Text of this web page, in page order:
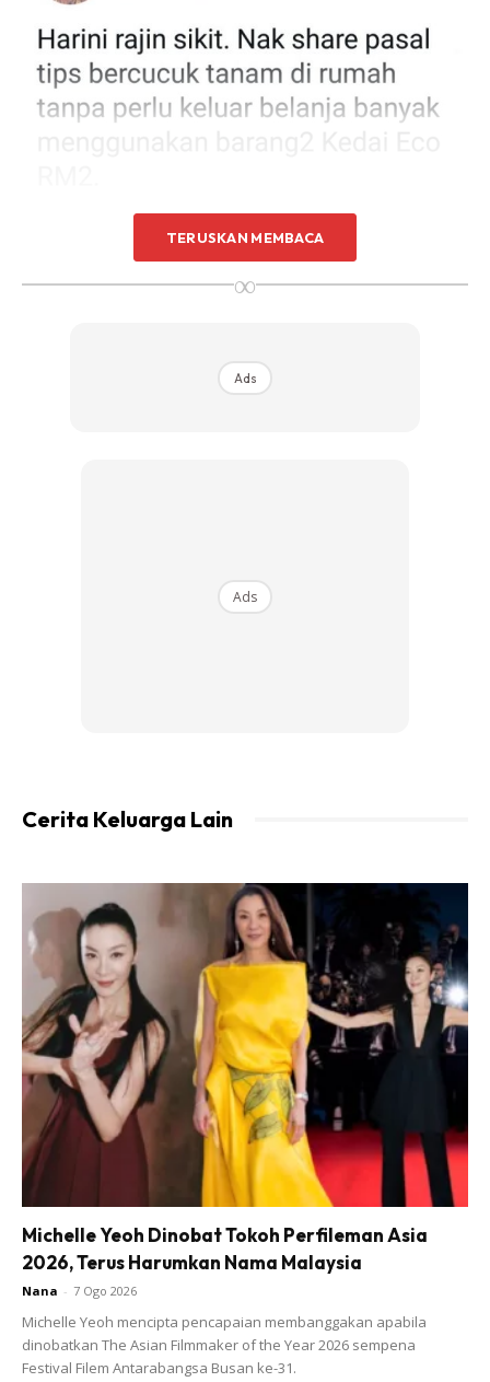
TERUSKAN MEMBACA
∞
Ads
Ads
Cerita Keluarga Lain
Michelle Yeoh Dinobat Tokoh Perfileman Asia
2026, Terus Harumkan Nama Malaysia
Nana - 7 Ogo 2026
Michelle Yeoh mencipta pencapaian membanggakan apabila
dinobatkan The Asian Filmmaker of the Year 2026 sempena
Festival Filem Antarabangsa Busan ke-31.